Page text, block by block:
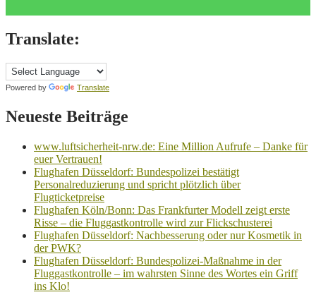
Translate:
Powered by Translate
Neueste Beiträge
www.luftsicherheit-nrw.de: Eine Million Aufrufe – Danke für
euer Vertrauen!
Flughafen Düsseldorf: Bundespolizei bestätigt
Personalreduzierung und spricht plötzlich über
Flugticketpreise
Flughafen Köln/Bonn: Das Frankfurter Modell zeigt erste
Risse – die Fluggastkontrolle wird zur Flickschusterei
Flughafen Düsseldorf: Nachbesserung oder nur Kosmetik in
der PWK?
Flughafen Düsseldorf: Bundespolizei-Maßnahme in der
Fluggastkontrolle – im wahrsten Sinne des Wortes ein Griff
ins Klo!